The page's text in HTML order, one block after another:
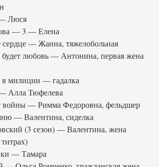
Люся
— 3 — Елена
— Жанна, тяжелобольная
любовь — Антонина, первая жена
милиции — гадалка
Алла Тюфелева
войны — Римма Федоровна, фельдшер
— Валентина, сиделка
(3 сезон) — Валентина, жена
— Тамара